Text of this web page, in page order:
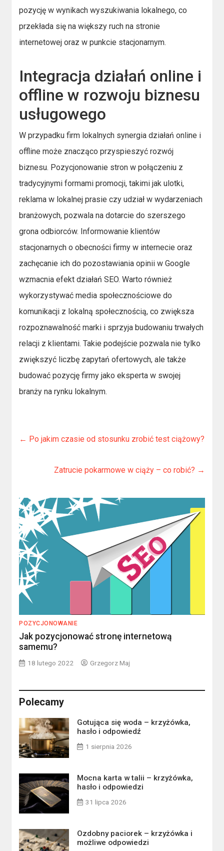
pozycję w wynikach wyszukiwania lokalnego, co
przekłada się na większy ruch na stronie
internetowej oraz w punkcie stacjonarnym.
Integracja działań online i
offline w rozwoju biznesu
usługowego
W przypadku firm lokalnych synergia działań online i
offline może znacząco przyspieszyć rozwój
biznesu. Pozycjonowanie stron w połączeniu z
tradycyjnymi formami promocji, takimi jak ulotki,
reklama w lokalnej prasie czy udział w wydarzeniach
branżowych, pozwala na dotarcie do szerszego
grona odbiorców. Informowanie klientów
stacjonarnych o obecności firmy w internecie oraz
zachęcanie ich do pozostawiania opinii w Google
wzmacnia efekt działań SEO. Warto również
wykorzystywać media społecznościowe do
komunikacji z lokalną społecznością, co zwiększa
rozpoznawalność marki i sprzyja budowaniu trwałych
relacji z klientami. Takie podejście pozwala nie tylko
zwiększyć liczbę zapytań ofertowych, ale także
budować pozycję firmy jako eksperta w swojej
branży na rynku lokalnym.
← Po jakim czasie od stosunku zrobić test ciążowy?
Zatrucie pokarmowe w ciąży – co robić? →
POZYCJONOWANIE
Jak pozycjonować stronę internetową
samemu?
18 lutego 2022 Grzegorz Maj
Polecamy
Gotująca się woda – krzyżówka,
hasło i odpowiedź
1 sierpnia 2026
Mocna karta w talii – krzyżówka,
hasło i odpowiedzi
31 lipca 2026
Ozdobny paciorek – krzyżówka i
możliwe odpowiedzi